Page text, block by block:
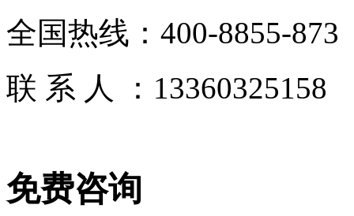
全国热线： 400-8855-873
联 系 人 ： 13360325158
免费咨询